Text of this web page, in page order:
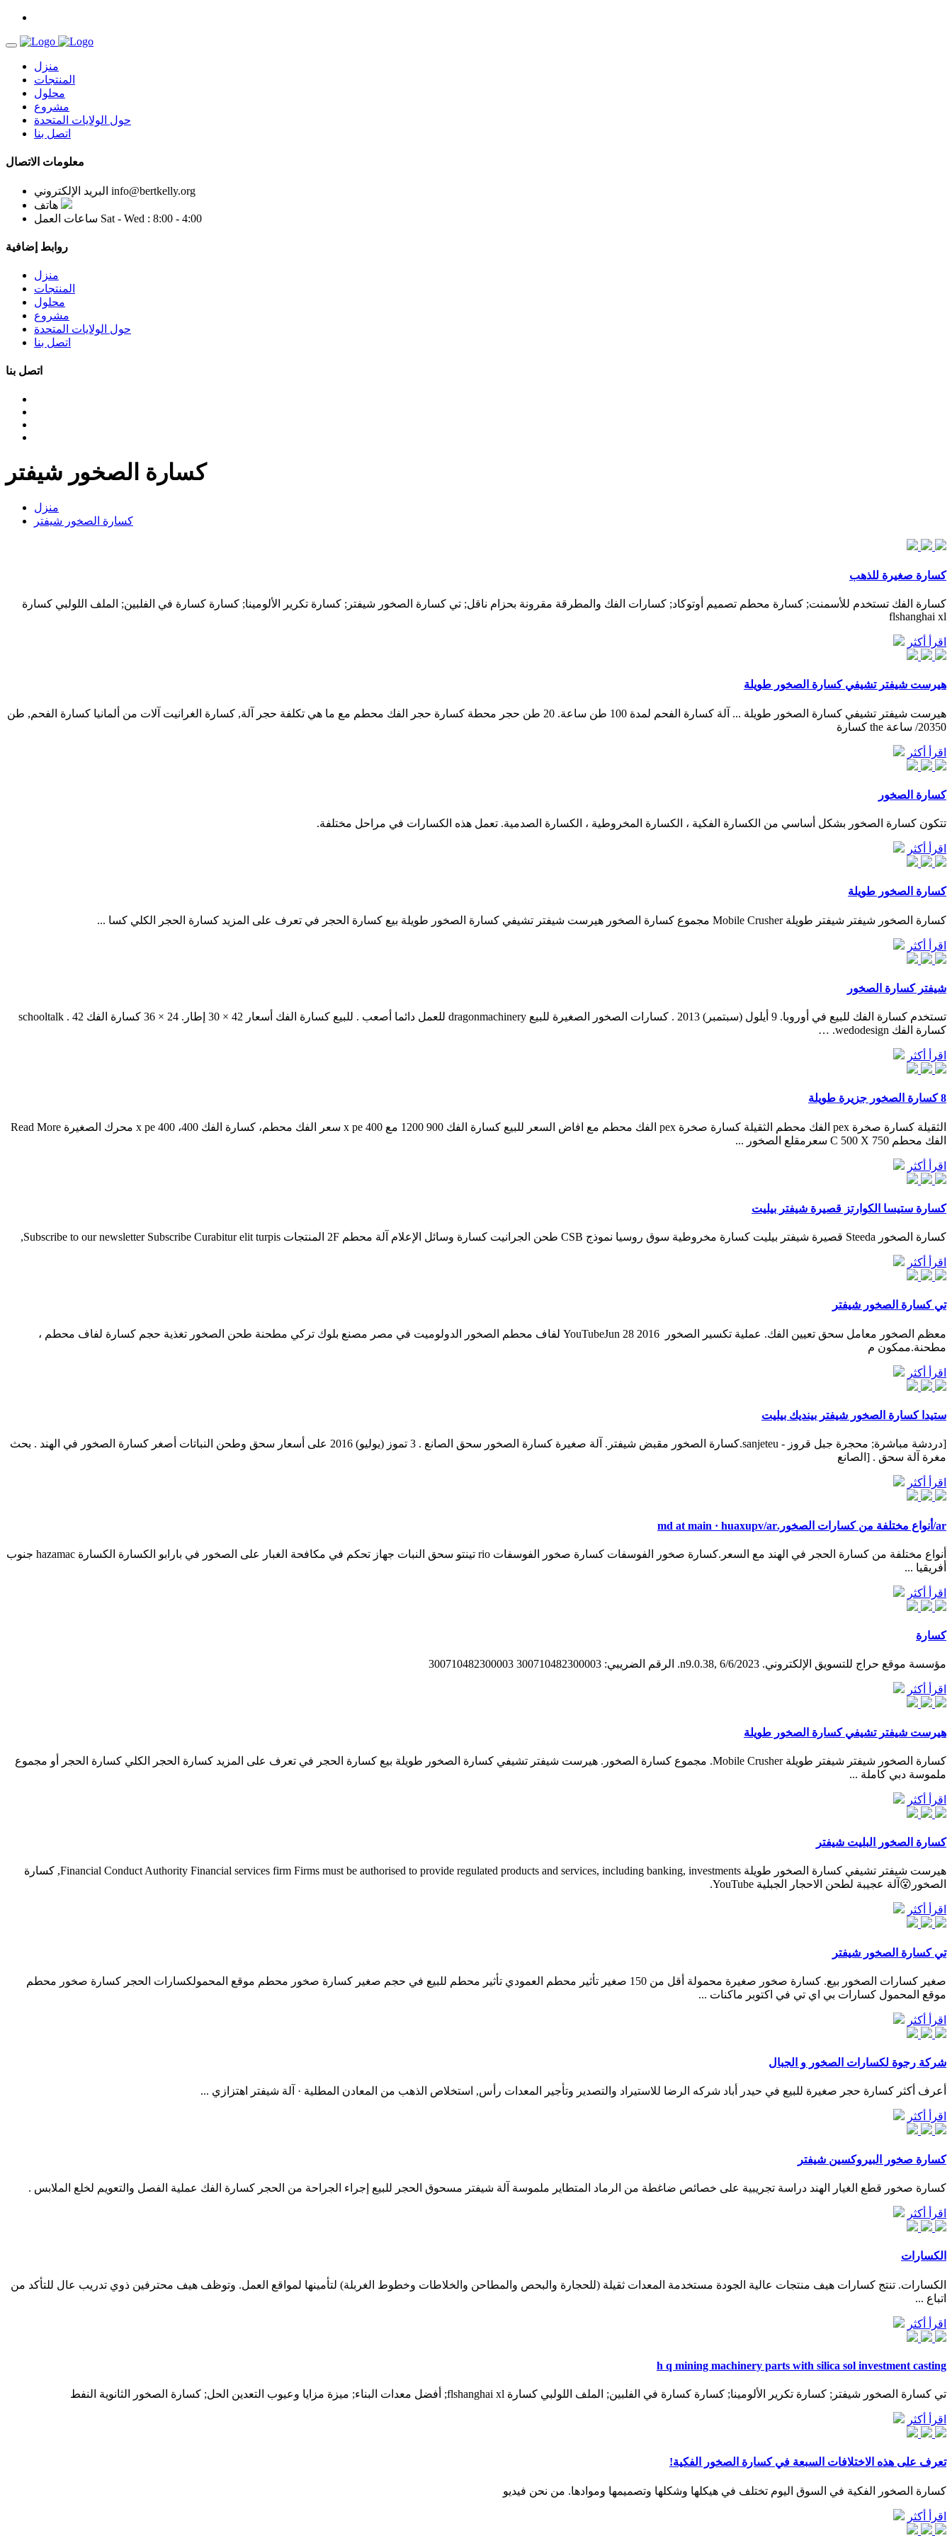
منزل
المنتجات
محلول
مشروع
حول الولايات المتحدة
اتصل بنا
معلومات الاتصال
البريد الإلكتروني info@bertkelly.org
هاتف
ساعات العمل Sat - Wed : 8:00 - 4:00
روابط إضافية
منزل
المنتجات
محلول
مشروع
حول الولايات المتحدة
اتصل بنا
اتصل بنا
كسارة الصخور شيفتر
منزل
كسارة الصخور شيفتر
كسارة صغيرة للذهب
كسارة الفك تستخدم للأسمنت; كسارة محطم تصميم أوتوكاد; كسارات الفك والمطرقة مقرونة بحزام ناقل; تي كسارة الصخور شيفتر; كسارة تكرير الألومينا; كسارة كسارة في الفلبين; الملف اللولبي كسارة
flshanghai xl
اقرأ أكثر
هيرست شيفتر تشيفي كسارة الصخور طويلة
هيرست شيفتر تشيفي كسارة الصخور طويلة ... آلة كسارة الفحم لمدة 100 طن ساعة. 20 طن حجر محطة كسارة حجر الفك محطم مع ما هي تكلفة حجر آلة, كسارة الغرانيت آلات من ألمانيا كسارة الفحم, طن
20350/ ساعة the كسارة
اقرأ أكثر
كسارة الصخور
تتكون كسارة الصخور بشكل أساسي من الكسارة الفكية ، الكسارة المخروطية ، الكسارة الصدمية. تعمل هذه الكسارات في مراحل مختلفة.
اقرأ أكثر
كسارة الصخور طويلة
كسارة الصخور شيفتر شيفتر طويلة Mobile Crusher مجموع كسارة الصخور هيرست شيفتر تشيفي كسارة الصخور طويلة بيع كسارة الحجر في تعرف على المزيد كسارة الحجر الكلي كسا ...
اقرأ أكثر
شيفتر كسارة الصخور
تستخدم كسارة الفك للبيع في أوروبا. 9 أيلول (سبتمبر) 2013 . كسارات الصخور الصغيرة للبيع dragonmachinery للعمل دائما أصعب . للبيع كسارة الفك أسعار 42 × 30 إطار. 24 × 36 كسارة الفك schooltalk . 42
كسارة الفك wedodesign. …
اقرأ أكثر
8 كسارة الصخور جزيرة طويلة
الثقيلة كسارة صخرة pex الفك محطم الثقيلة كسارة صخرة pex الفك محطم مع افاض السعر للبيع كسارة الفك 900 1200 مع x pe 400 سعر الفك محطم، كسارة الفك 400، x pe 400 محرك الصغيرة Read More
الفك محطم C 500 X 750 سعرمقلع الصخور ...
اقرأ أكثر
كسارة ستيسا الكوارتز قصيرة شيفتر بيليت
كسارة الصخور Steeda قصيرة شيفتر بيليت كسارة مخروطية سوق روسيا نموذج CSB طحن الجرانيت كسارة وسائل الإعلام آلة محطم 2F المنتجات Subscribe to our newsletter Subscribe Curabitur elit turpis,
اقرأ أكثر
تي كسارة الصخور شيفتر
معظم الصخور معامل سحق تعيين الفك. عملية تكسير الصخور ‫لفاف محطم الصخور‬‎ YouTubeJun 28 2016 ‎ الدولوميت في مصر مصنع بلوك تركي مطحنة طحن الصخور تغذية حجم كسارة لفاف محطم ،
مطحنة.ممكون م
اقرأ أكثر
ستيدا كسارة الصخور شيفتر بينديك بيليت
[دردشة مباشرة; محجرة جبل قروز - sanjeteu.كسارة الصخور مقبض شيفتر. آلة صغيرة كسارة الصخور سحق الصانع . 3 تموز (يوليو) 2016 على أسعار سحق وطحن النباتات أصغر كسارة الصخور في الهند . بحث
مغرة آلة سحق . [الصانع
اقرأ أكثر
ar/أنواع مختلفة من كسارات الصخور.md at main · huaxupv/ar
أنواع مختلفة من كسارة الحجر في الهند مع السعر.كسارة صخور الفوسفات كسارة صخور الفوسفات rio تينتو سحق النبات جهاز تحكم في مكافحة الغبار على الصخور في بارابو الكسارة الكسارة hazamac جنوب
أفريقيا ...
اقرأ أكثر
كسارة
مؤسسة موقع حراج للتسويق الإلكتروني. n9.0.38, 6/6/2023. الرقم الضريبي: 300710482300003 300710482300003
اقرأ أكثر
هيرست شيفتر تشيفي كسارة الصخور طويلة
كسارة الصخور شيفتر شيفتر طويلة Mobile Crusher. مجموع كسارة الصخور. هيرست شيفتر تشيفي كسارة الصخور طويلة بيع كسارة الحجر في تعرف على المزيد كسارة الحجر الكلي كسارة الحجر أو مجموع
ملموسة دبي كاملة ...
اقرأ أكثر
كسارة الصخور البليت شيفتر
هيرست شيفتر تشيفي كسارة الصخور طويلة Financial Conduct Authority Financial services firm Firms must be authorised to provide regulated products and services, including banking, investments, كسارة
الصخور😮آلة عجيبة لطحن الاحجار الجبلية YouTube.
اقرأ أكثر
تي كسارة الصخور شيفتر
صغير كسارات الصخور بيع. كسارة صخور صغيرة محمولة أقل من 150 صغير تأثير محطم العمودي تأثير محطم للبيع في حجم صغير كسارة صخور محطم موقع المحمولكسارات الحجر كسارة صخور محطم
موقع المحمول كسارات بي اي تي في اكتوبر ماكنات ...
اقرأ أكثر
شركة رجوة لكسارات الصخور و الجبال
أعرف أكثر كسارة حجر صغيرة للبيع في حيدر أباد شركه الرضا للاستيراد والتصدير وتأجير المعدات رأس, استخلاص الذهب من المعادن المطلية · آلة شيفتر اهتزازي ...
اقرأ أكثر
كسارة صخور البيروكسين شيفتر
كسارة صخور قطع الغيار الهند دراسة تجريبية على خصائص ضاغطة من الرماد المتطاير ملموسة آلة شيفتر مسحوق الحجر للبيع إجراء الجراحة من الحجر كسارة الفك عملية الفصل والتعويم لخلع الملابس .
اقرأ أكثر
الكسارات
الكسارات. تنتج كسارات هيف منتجات عالية الجودة مستخدمة المعدات ثقيلة (للحجارة والبحص والمطاحن والخلاطات وخطوط الغربلة) لتأمينها لمواقع العمل. وتوظف هيف محترفين ذوي تدريب عال للتأكد من
اتباع ...
اقرأ أكثر
h q mining machinery parts with silica sol investment casting
تي كسارة الصخور شيفتر; كسارة تكرير الألومينا; كسارة كسارة في الفلبين; الملف اللولبي كسارة flshanghai xl; أفضل معدات البناء; ميزة مزايا وعيوب التعدين الحل; كسارة الصخور الثانوية النفط
اقرأ أكثر
تعرف على هذه الاختلافات السبعة في كسارة الصخور الفكية!
كسارة الصخور الفكية في السوق اليوم تختلف في هيكلها وشكلها وتصميمها وموادها. من نحن فيديو
اقرأ أكثر